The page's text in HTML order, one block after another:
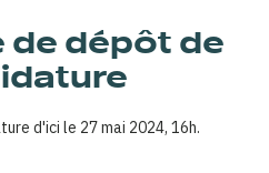
de dépôt de
d'ici le 27 mai 2024, 16h.